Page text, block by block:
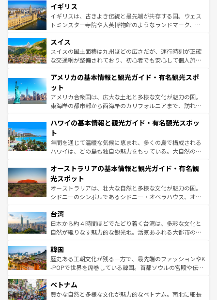
香り高いラベンダー畑など、多彩な楽しみ方が可能だ。さ
らに、パリ以外の地域にも魅力が溢れており、どの街角に
も豊かな歴史と文化が息づいている。パリ以外の個性あふ
を参照してほしい。
顔を持つこの国は、どこを歩いても飽きることがない。ベ
ルリンの文化的活気、バイエルン州のアルプスの絶景、そ
してライン川沿いのワイン畑といった風景は必見。ビール
は、お酒好きな人にはぜひ体験してほしい。 なお、新着の
ドイツ情報はコンテンツ一覧を参照してほしい。
イギリス
イギリスは、古きよき伝統と最先端が共存する国。ウェス
トミンスター寺院や大英博物館のようなランドマーク、歴
リアごとに異なる魅力がある。また、優雅なアフタヌーン
ティー、ビール好きにはたまらない英国パブ、サッカー観
戦など、本場だからこそできる体験も豊富。イギリスを旅
ンツ一覧を参照してほしい。
スイス
スイスの国土面積は九州ほどの広さだが、運行時刻が正確
な交通網が整備されており、初心者でも安心して個人旅行
の建物がそのまま残る町や、スイスならではのユニークな
博物館もあり、アルプス観光だけでなく町歩きも満喫する
ことができる。国民の所得が高いため物価も高いが、旅行
者向けの交通パス提供のサービスもあり、うまく活用すれ
着のスイス情報はコンテンツ一覧を参照してほしい。
アメリカの基本情報と観光ガイド・有名観光スポ
ット
アメリカ合衆国は、広大な土地と多様な文化が魅力の国。
東海岸の都市部から西海岸のカリフォルニアまで、訪れる
のような巨大都市は、観光、ショッピング、エンターテイ
ンメントが詰まった刺激的なスポットだ。一方、アメリカ
西部には大自然が広がり、グランドキャニオンやイエロー
ストーン国立公園といった絶景が堪能できる。さらに、南
文化が魅力。旅行者はアメリカの各地域で異なる魅力を楽
しみながら、その多様性と豊かな歴史を感じることができ
るだろう。車でのロードトリップや列車の旅も、アメリカ
ならではの贅沢な旅のスタイルだ。 なお、新着のアメリカ
情報は コンテンツ一覧 を参照してほしい。
ハワイの基本情報と観光ガイド・有名観光スポッ
ト
年間を通じて温暖な気候に恵まれ、多くの島で構成される
ハワイは、どの島も独自の魅力をもっている。大自然の神
ワイ島は見逃せない。また、定番の観光地といえばオアフ
島だが、静かな自然を求めるならマウイ島やカウアイ島が
おすすめ。エメラルドグリーンに輝く海をはじめ、豊かな
文化や歴史が息づいている。「アロハスピリット」と呼ば
人々、おいしいローカルフードやハワイアンミュージッ
ク、伝統的なフラダンスなど、すべてがハワイの魅力を彩
っている。訪れるたびに新しい発見と感動が待っているハ
はコンテンツ一覧
オーストラリアの基本情報と観光ガイド・有名観
光スポット
オーストラリアは、壮大な自然と多様な文化が魅力の国。
シドニーのシンボルであるシドニー・オペラハウス、オー
リアリーフや大陸中央部にそびえるウルル（エアーズロッ
ク）、タスマニアの美しい原生林やケアンズの熱帯雨林な
ど、見どころがたくさん。また、カフェやワイン、オージ
いる。アクティビティも充実しており、サーフィンやダイ
ビング、ハイキングなど、アウトドア好きにはたまらな
い。オーストラリアの多彩な魅力を存分に味わいつくそ
参照してほしい。
台湾
日本から約４時間ほどでたどり着く台湾は、多彩な文化と
自然が織りなす魅力的な観光地。活気あふれる大都市の台
ン）、静ひつな山岳地帯である台湾東部など、都市の喧騒
と山間の静けさが共存しており、訪れる人に新しい発見と
驚きをもたらしてくれる。また、奥深い台湾の食文化も魅
容にもいいと評判のスイーツなど、バラエティ豊かな料理
が味わえる。 なお、新着の台湾情報は コンテンツ一覧を参
韓国
歴史ある王朝文化が残る一方で、最先端のファッションやK
-POPで世界を席巻している韓国。首都ソウルの宮殿や伝統
き、地方に足を延ばせば四季折々の自然美を楽しむことが
できる。そして、キムチや焼肉、絶品のストリートフード
ベトナム
豊かな自然と多様な文化が魅力的なベトナム。南北に細長